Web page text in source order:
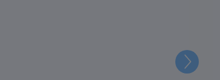
Weiter